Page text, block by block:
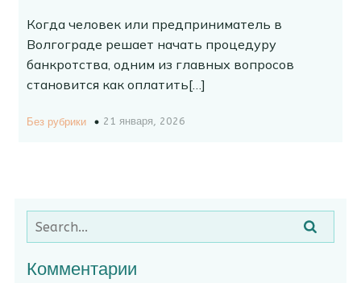
Когда человек или предприниматель в
Волгограде решает начать процедуру
банкротства, одним из главных вопросов
становится как оплатить[…]
Без рубрики 21 января, 2026
Комментарии